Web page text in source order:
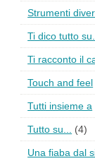
Strumenti
Ti dico tutto
Ti racconto il
Touch and feel
Tutti insieme a
Tutto su... (4)
Una fiaba dal